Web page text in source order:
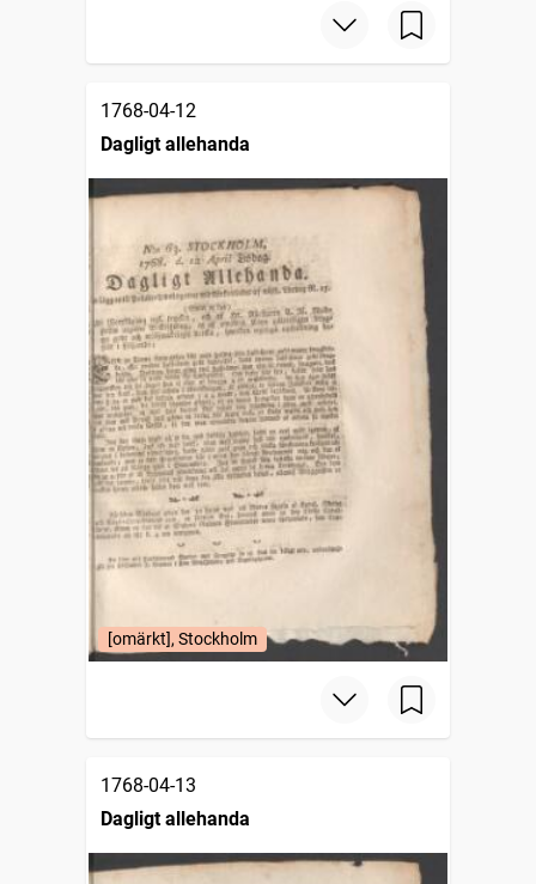
1768-04-12
Dagligt allehanda
[omärkt], Stockholm
1768-04-13
Dagligt allehanda